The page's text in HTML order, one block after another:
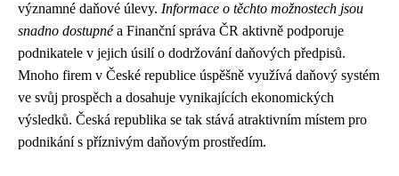
významné daňové úlevy. Informace o těchto možnostech jsou
snadno dostupnéa Finanční správa ČR aktivně podporuje
podnikatele v jejich úsilí o dodržování daňových předpisů.
Mnoho firem v České republice úspěšně využívá daňový systém
ve svůj prospěch a dosahuje vynikajících ekonomických
výsledků. Česká republika se tak stává atraktivním místem pro
podnikání s příznivým daňovým prostředím.